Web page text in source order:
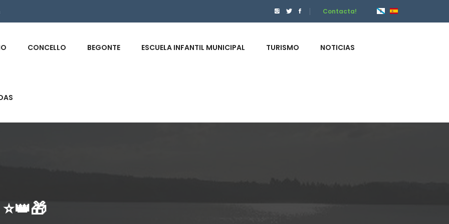
Contacta!
CONCELLO BEGONTE ESCUELA INFANTIL MUNICIPAL TURISMO NOTICIAS